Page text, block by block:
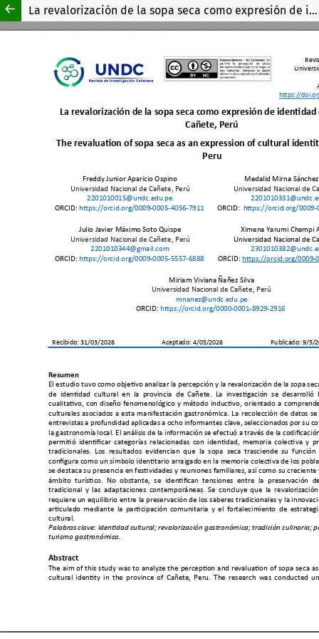
La revalorización de la sopa seca como expresión de identidad cultural en Cañete, Perú